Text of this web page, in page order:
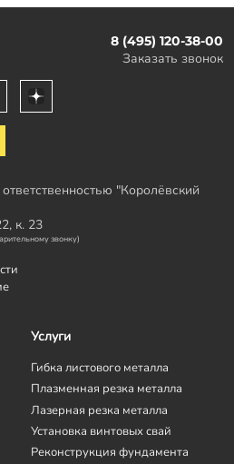
8 (495) 120-38-00
Заказать звонок
"Королёвский
к. 23
звонку)
Услуги
Гибка листового металла
Плазменная резка металла
Лазерная резка металла
Установка винтовых свай
Реконструкция фундамента